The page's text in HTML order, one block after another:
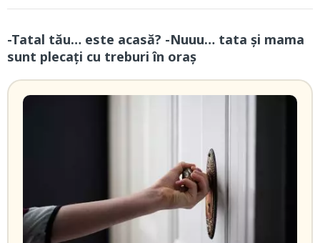
-Tatal tău… este acasă? -Nuuu… tata și mama
sunt plecați cu treburi în oraș